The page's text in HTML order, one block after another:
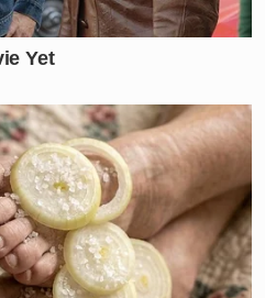
incidente acidental nas
nestaterça-feira
das autoridades
nas áreas ribeirinhas.
dos exames não é
aguarda um
sombrio que interrompeu
e trouxe à tona o medo